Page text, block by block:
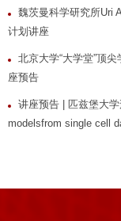
魏茨曼科学研究所Uri
计划讲座
北京大学“大学堂”顶
座预告
讲座预告 | 匹兹堡大
modelsfrom single cell